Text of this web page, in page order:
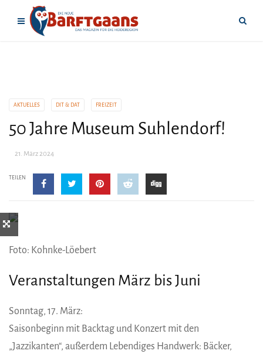
AKTUELLES DIT & DAT FREIZEIT
50 Jahre Museum Suhlendorf!
21. März 2024
TEILEN
Foto: Kohnke-Löebert
Veranstaltungen März bis Juni
Sonntag, 17. März:
Saisonbeginn mit Backtag und Konzert mit den
„Jazzikanten“, außerdem Lebendiges Handwerk: Bäcker,